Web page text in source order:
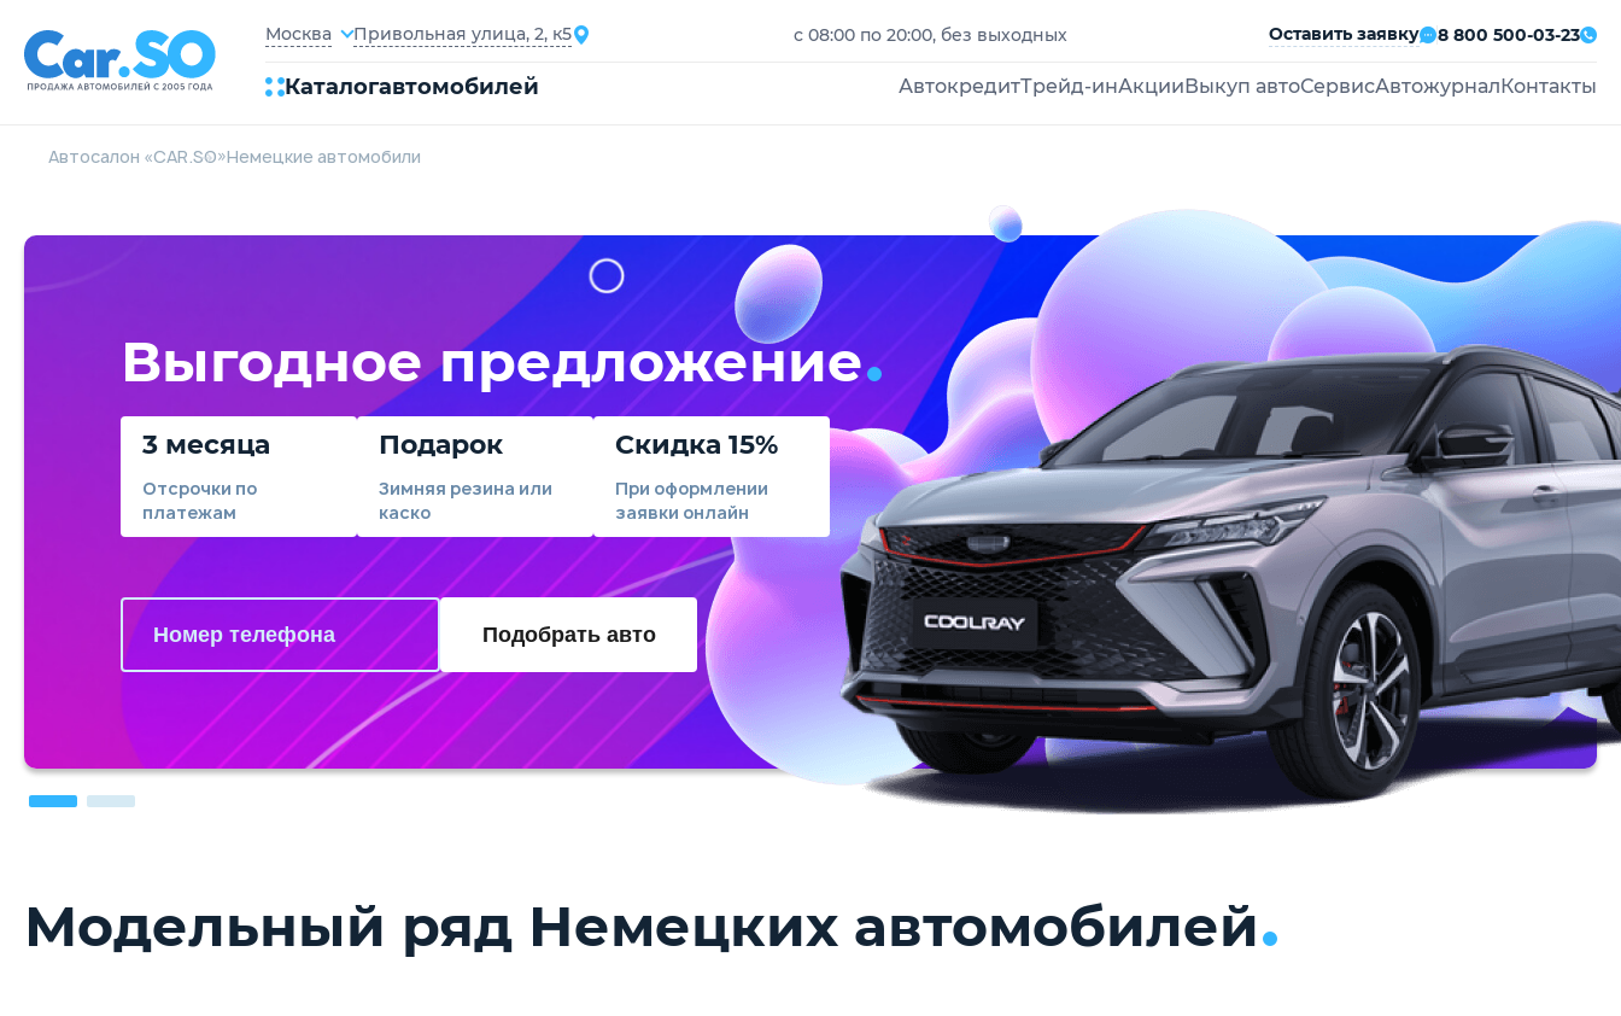
Москва Привольная улица, 2, к5 с 08:00 по 20:00, без выходных Оставить заявку 8 800 500-03-23
Каталогавтомобилей АвтокредитТрейд-инАкции Выкуп автоСервисАвтожурнал Контакты
Автосалон «CAR.SO»Немецкие автомобили
Выгодное предложение
3 месяца
Отсрочки по
платежам
Подарок
Зимняя резина или
каско
Скидка 15%
При оформлении
заявки онлайн
Подобрать авто
Модельный ряд Немецких автомобилей